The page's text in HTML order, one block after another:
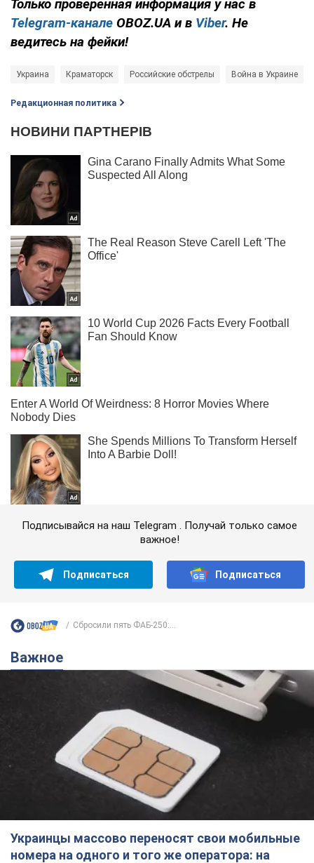
Только проверенная информация у нас в
Telegram-канале OBOZ.UA и в Viber. Не
ведитесь на фейки!
Украина Краматорск Российские обстрелы Война в Украине
Редакционная политика
Подписывайся на наш Telegram . Получай только самое
важное!
Подписаться Подписаться
Сбросили пять ФАБ-250:...
Важное
Украинцы массово переносят свои мобильные
номера на одного и того же оператора: на